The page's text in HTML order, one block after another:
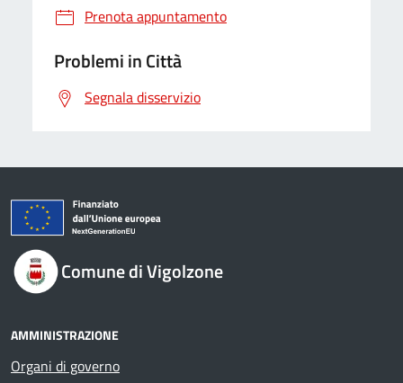
Prenota appuntamento
Problemi in Città
Segnala disservizio
Comune di Vigolzone
AMMINISTRAZIONE
Organi di governo